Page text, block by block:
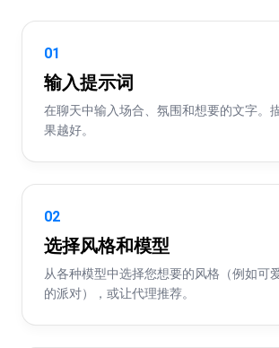
01
输入提示词
在聊天中输入场合、氛围和想要的文字。
果越好。
02
选择风格和模型
从各种模型中选择您想要的风格（例如可
的派对），或让代理推荐。